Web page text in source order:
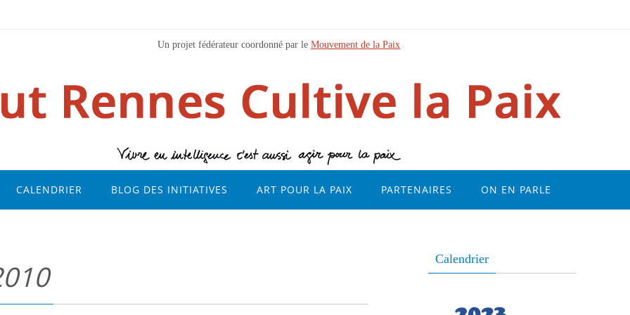
Un projet fédérateur coordonné par le Mouvement de la Paix
CALENDRIER BLOG DES INITIATIVES ART POUR LA PAIX PARTENAIRES ON EN PARLE
Calendrier